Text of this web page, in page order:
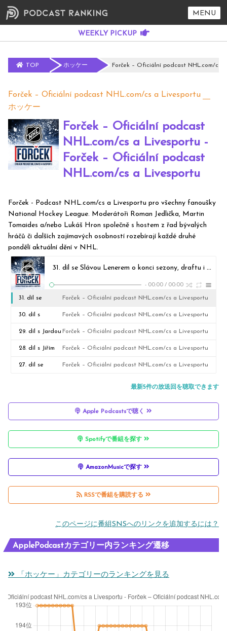
MENU
TOP ホッケー Forček – Oficiální podcast NHL.com/cs
Forček – Oficiální podcast NHL.com/cs a Livesportu
ホッケー
Forček – Oficiální podcast
NHL.com/cs a Livesportu -
Forček – Oficiální podcast
NHL.com/cs a Livesportu
Forček - Podcast NHL.com/cs a Livesportu pro všechny fanoušky
National Hockey League. Moderátoři Roman Jedlička, Martin
Tomaides a/nebo Lukáš Hron společně s hostem z řad bývalých
hráčů či dalších zajímavých osobností rozebírají každé druhé
pondělí aktuální dění v NHL.
31. díl se Slávou Lenerem o konci sezony, draftu i volném trhu v NHL
- 00:00 / 00:00
31. díl se
Slávou
Lenerem o
konci sezony,
draftu i volném
Forček – Oficiální podcast NHL.com/cs a Livesportu
30. díl s
Jaroslavem
Hertlem o
finále Stanley
Forček – Oficiální podcast NHL.com/cs a Livesportu
29. díl s Jardou
Špačkem o
finále Stanley
Forček – Oficiální podcast NHL.com/cs a Livesportu
28. díl s Jiřím
Novotným o 2.
Forček – Oficiální podcast NHL.com/cs a Livesportu
27. díl se
Cupu
Forček – Oficiální podcast NHL.com/cs a Livesportu
最新5件の放送回を聴取できます
Apple Podcastsで聴く
Spotifyで番組を探す
AmazonMusicで探す
RSSで番組を購読する
このページに番組SNSへのリンクを追加するには？
ApplePodcastカテゴリー内ランキング遷移
「ホッケー」カテゴリーのランキングを見る